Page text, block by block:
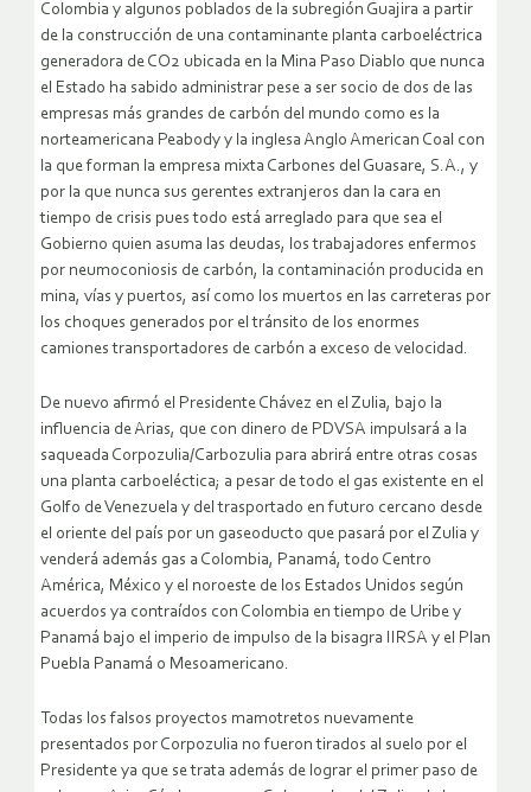
Colombia y algunos poblados de la subregión Guajira a partir
de la construcción de una contaminante planta carboeléctrica
generadora de CO2 ubicada en la Mina Paso Diablo que nunca
el Estado ha sabido administrar pese a ser socio de dos de las
empresas más grandes de carbón del mundo como es la
norteamericana Peabody y la inglesa Anglo American Coal con
la que forman la empresa mixta Carbones del Guasare, S.A., y
por la que nunca sus gerentes extranjeros dan la cara en
tiempo de crisis pues todo está arreglado para que sea el
Gobierno quien asuma las deudas, los trabajadores enfermos
por neumoconiosis de carbón, la contaminación producida en
mina, vías y puertos, así como los muertos en las carreteras por
los choques generados por el tránsito de los enormes
camiones transportadores de carbón a exceso de velocidad.
De nuevo afirmó el Presidente Chávez en el Zulia, bajo la
influencia de Arias, que con dinero de PDVSA impulsará a la
saqueada Corpozulia/Carbozulia para abrirá entre otras cosas
una planta carboeléctica; a pesar de todo el gas existente en el
Golfo de Venezuela y del trasportado en futuro cercano desde
el oriente del país por un gaseoducto que pasará por el Zulia y
venderá además gas a Colombia, Panamá, todo Centro
América, México y el noroeste de los Estados Unidos según
acuerdos ya contraídos con Colombia en tiempo de Uribe y
Panamá bajo el imperio de impulso de la bisagra IIRSA y el Plan
Puebla Panamá o Mesoamericano.
Todas los falsos proyectos mamotretos nuevamente
presentados por Corpozulia no fueron tirados al suelo por el
Presidente ya que se trata además de lograr el primer paso de